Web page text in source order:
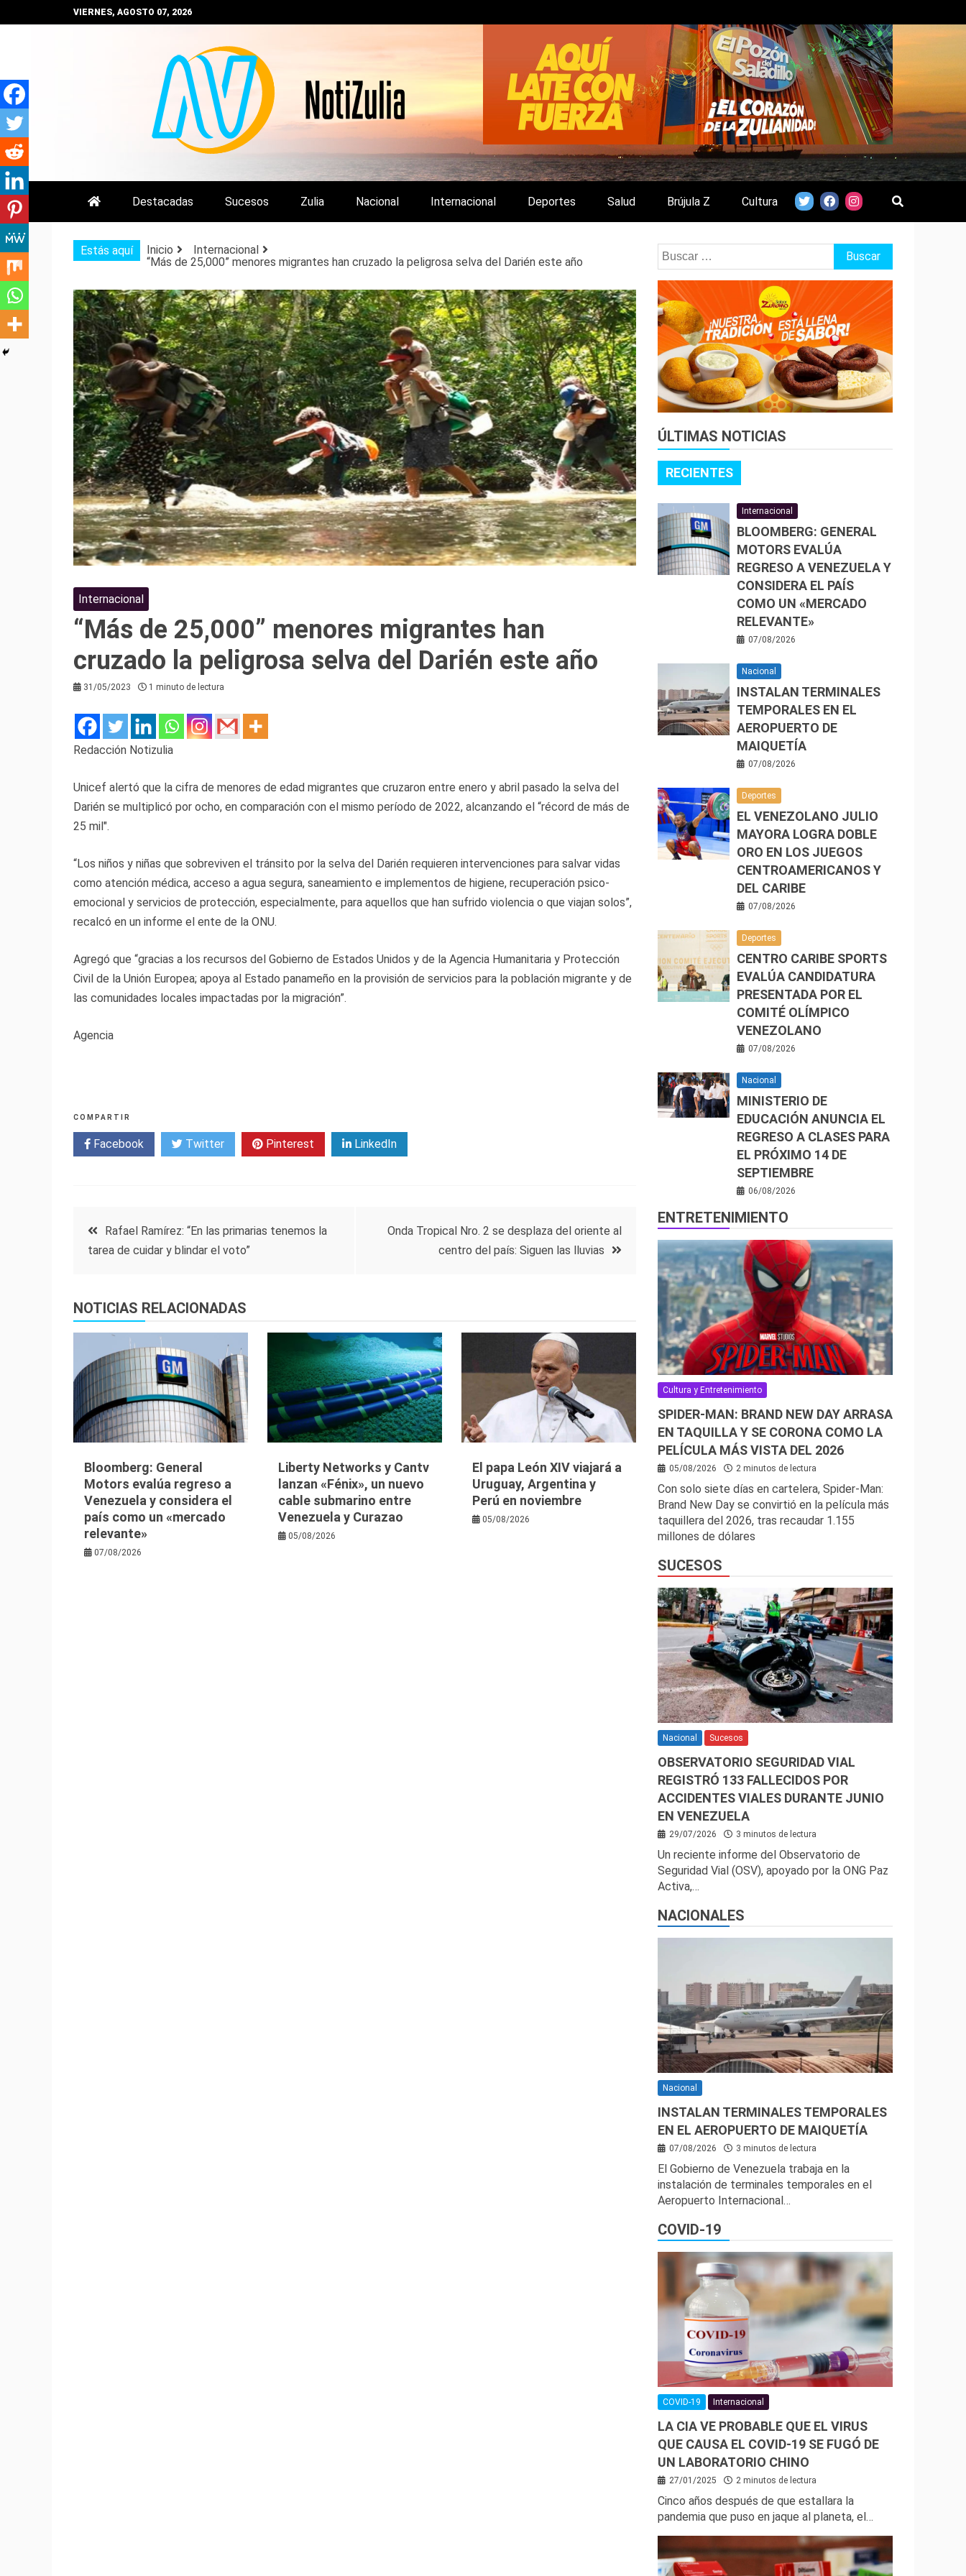
al
VIERNES, AGOSTO 07, 2026
NOTIZULIA
NOTICIAS DEL ZULIA, VENEZUELA Y DE INTERÉS GENERAL.
Destacadas Sucesos Zulia Nacional Internacional Deportes Salud Brújula Z Cultura
Estás aquí Inicio
Internacional
“Más de 25,000” menores migrantes han cruzado la peligrosa selva del Darién este año
Internacional
“Más de 25,000” menores migrantes han
cruzado la peligrosa selva del Darién este año
31/05/2023 1 minuto de lectura
Redacción Notizulia
Unicef alertó que la cifra de menores de edad migrantes que cruzaron entre enero y abril pasado la selva del
Darién se multiplicó por ocho, en comparación con el mismo período de 2022, alcanzando el “récord de más de
25 mil″.
“Los niños y niñas que sobreviven el tránsito por la selva del Darién requieren intervenciones para salvar vidas
como atención médica, acceso a agua segura, saneamiento e implementos de higiene, recuperación psico-
emocional y servicios de protección, especialmente, para aquellos que han sufrido violencia o que viajan solos”,
recalcó en un informe el ente de la ONU.
Agregó que “gracias a los recursos del Gobierno de Estados Unidos y de la Agencia Humanitaria y Protección
Civil de la Unión Europea; apoya al Estado panameño en la provisión de servicios para la población migrante y de
las comunidades locales impactadas por la migración”.
Agencia
COMPARTIR
Facebook Twitter Pinterest LinkedIn
Navegación
entradas
Rafael Ramírez: “En las primarias tenemos la
tarea de cuidar y blindar el voto”
Onda Tropical Nro. 2 se desplaza del oriente al
centro del país: Siguen las lluvias
NOTICIAS RELACIONADAS
Bloomberg: General
Motors evalúa regreso a
Venezuela y considera el
país como un «mercado
relevante»
07/08/2026
Liberty Networks y Cantv
lanzan «Fénix», un nuevo
cable submarino entre
Venezuela y Curazao
05/08/2026
El papa León XIV viajará a
Uruguay, Argentina y
Perú en noviembre
05/08/2026
Buscar:
ÚLTIMAS NOTICIAS
RECIENTES
Internacional
BLOOMBERG: GENERAL
MOTORS EVALÚA
REGRESO A VENEZUELA Y
CONSIDERA EL PAÍS
COMO UN «MERCADO
RELEVANTE»
07/08/2026
Nacional
INSTALAN TERMINALES
TEMPORALES EN EL
AEROPUERTO DE
MAIQUETÍA
07/08/2026
Deportes
EL VENEZOLANO JULIO
MAYORA LOGRA DOBLE
ORO EN LOS JUEGOS
CENTROAMERICANOS Y
DEL CARIBE
07/08/2026
Deportes
CENTRO CARIBE SPORTS
EVALÚA CANDIDATURA
PRESENTADA POR EL
COMITÉ OLÍMPICO
VENEZOLANO
07/08/2026
Nacional
MINISTERIO DE
EDUCACIÓN ANUNCIA EL
REGRESO A CLASES PARA
EL PRÓXIMO 14 DE
SEPTIEMBRE
06/08/2026
ENTRETENIMIENTO
Cultura y Entretenimiento
SPIDER-MAN: BRAND NEW DAY ARRASA
EN TAQUILLA Y SE CORONA COMO LA
PELÍCULA MÁS VISTA DEL 2026
05/08/2026 2 minutos de lectura
Con solo siete días en cartelera, Spider-Man:
Brand New Day se convirtió en la película más
taquillera del 2026, tras recaudar 1.155
millones de dólares
SUCESOS
Nacional Sucesos
OBSERVATORIO SEGURIDAD VIAL
REGISTRÓ 133 FALLECIDOS POR
ACCIDENTES VIALES DURANTE JUNIO
EN VENEZUELA
29/07/2026 3 minutos de lectura
Un reciente informe del Observatorio de
Seguridad Vial (OSV), apoyado por la ONG Paz
Activa,…
NACIONALES
Nacional
INSTALAN TERMINALES TEMPORALES
EN EL AEROPUERTO DE MAIQUETÍA
07/08/2026 3 minutos de lectura
El Gobierno de Venezuela trabaja en la
instalación de terminales temporales en el
Aeropuerto Internacional…
COVID-19
COVID-19 Internacional
LA CIA VE PROBABLE QUE EL VIRUS
QUE CAUSA EL COVID-19 SE FUGÓ DE
UN LABORATORIO CHINO
27/01/2025 2 minutos de lectura
Cinco años después de que estallara la
pandemia que puso en jaque al planeta, el…